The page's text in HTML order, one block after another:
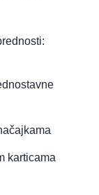
karticama